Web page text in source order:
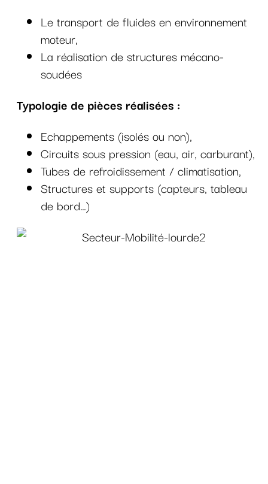
Le transport de fluides en environnement
moteur,
La réalisation de structures mécano-
soudées
Typologie de pièces réalisées :
Echappements (isolés ou non),
Circuits sous pression (eau, air, carburant),
Tubes de refroidissement / climatisation,
Structures et supports (capteurs, tableau
de bord…)